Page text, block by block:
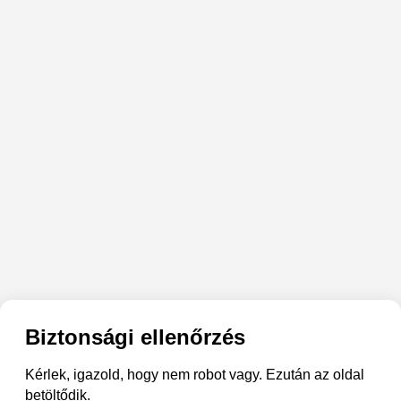
Biztonsági ellenőrzés
Kérlek, igazold, hogy nem robot vagy. Ezután az oldal
betöltődik.